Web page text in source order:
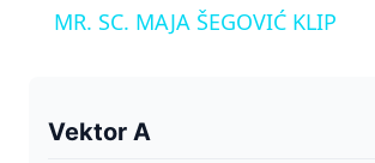
a
MR. SC. MAJA ŠEGOVIĆ KLIP
Vektor A